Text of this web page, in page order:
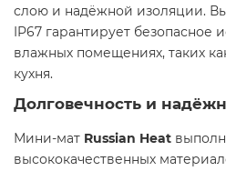
слою и надёжной изоляции.
IP67 гарантирует безопасное
влажных помещениях, таких
кухня.
Долговечность и
Мини-мат Russian Heat
высококачественных